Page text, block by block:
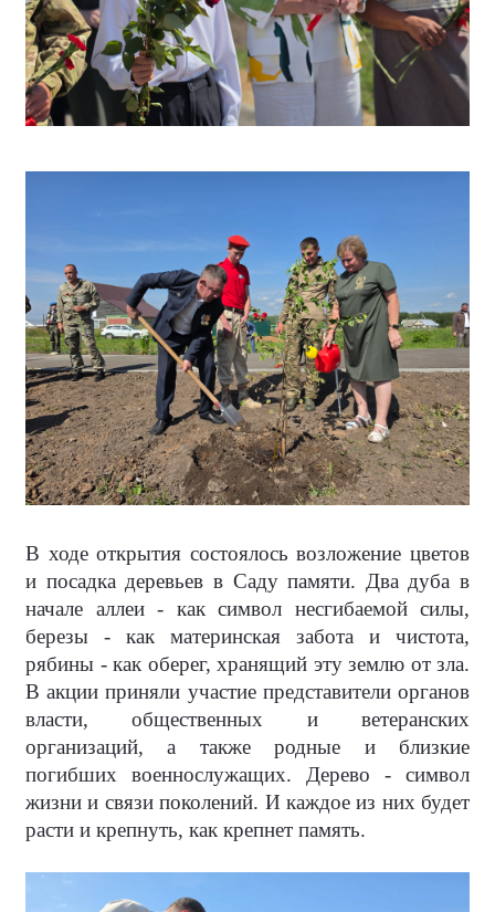
В ходе открытия состоялось возложение цветов
и посадка деревьев в Саду памяти. Два дуба в
начале аллеи - как символ несгибаемой силы,
березы - как материнская забота и чистота,
рябины - как оберег, хранящий эту землю от зла.
В акции приняли участие представители органов
власти, общественных и ветеранских
организаций, а также родные и близкие
погибших военнослужащих. Дерево - символ
жизни и связи поколений. И каждое из них будет
расти и крепнуть, как крепнет память.